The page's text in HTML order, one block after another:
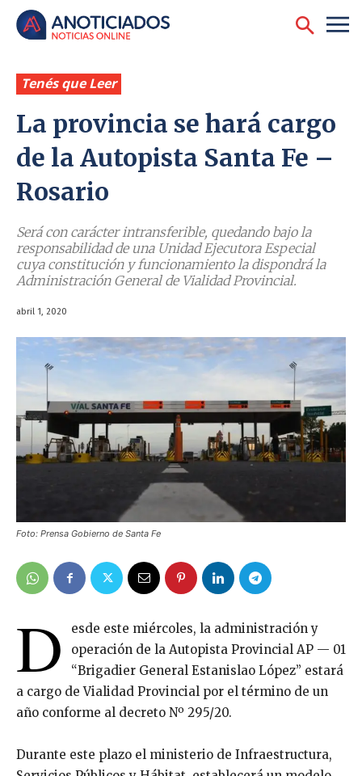
Tenés que Leer
La provincia se hará cargo
de la Autopista Santa Fe –
Rosario
Será con carácter intransferible, quedando bajo la
responsabilidad de una Unidad Ejecutora Especial
cuya constitución y funcionamiento la dispondrá la
Administración General de Vialidad Provincial.
abril 1, 2020
Foto: Prensa Gobierno de Santa Fe
D
esde este miércoles, la administración y
operación de la Autopista Provincial AP — 01
“Brigadier General Estanislao López” estará
a cargo de Vialidad Provincial por el término de un
año conforme al decreto Nº 295/20.
Durante este plazo el ministerio de Infraestructura,